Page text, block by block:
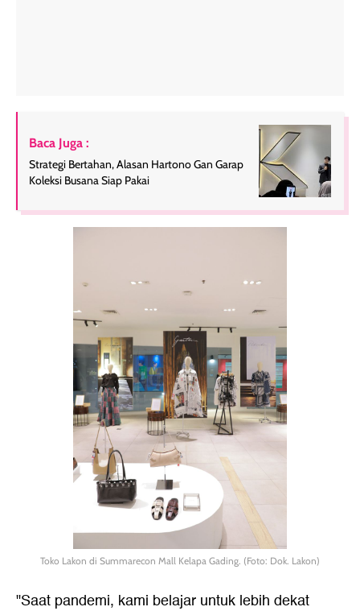
Baca Juga :
Strategi Bertahan, Alasan Hartono Gan Garap
Koleksi Busana Siap Pakai
Toko Lakon di Summarecon Mall Kelapa Gading. (Foto: Dok. Lakon)
"Saat pandemi, kami belajar untuk lebih dekat